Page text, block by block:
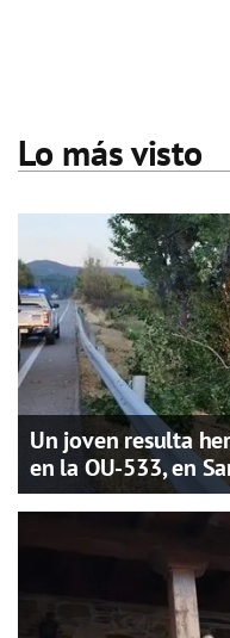
Lo más visto
Un joven resulta
en la OU-533, en